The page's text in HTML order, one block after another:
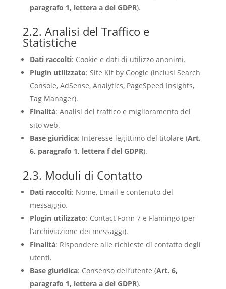
paragrafo 1, lettera a del GDPR).
2.2. Analisi del Traffico e
Statistiche
Dati raccolti: Cookie e dati di utilizzo anonimi.
Plugin utilizzato: Site Kit by Google (inclusi Search
Console, AdSense, Analytics, PageSpeed Insights,
Tag Manager).
Finalità: Analisi del traffico e miglioramento del
sito web.
Base giuridica: Interesse legittimo del titolare (Art.
6, paragrafo 1, lettera f del GDPR).
2.3. Moduli di Contatto
Dati raccolti: Nome, Email e contenuto del
messaggio.
Plugin utilizzato: Contact Form 7 e Flamingo (per
l’archiviazione dei messaggi).
Finalità: Rispondere alle richieste di contatto degli
utenti.
Base giuridica: Consenso dell’utente (Art. 6,
paragrafo 1, lettera a del GDPR).